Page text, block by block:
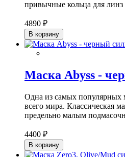
привычные кольца для
4890 ₽
В корзину
Маска Abyss -
Одна из самых популярных
всего мира. Классическая
предельно малым
4400 ₽
В корзину